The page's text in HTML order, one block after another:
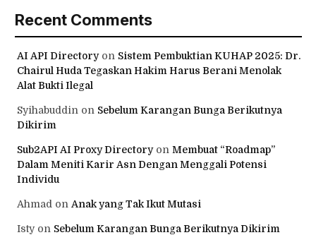
Recent Comments
AI API Directoryon Sistem Pembuktian KUHAP 2025: Dr.
Chairul Huda Tegaskan Hakim Harus Berani Menolak
Alat Bukti Ilegal
Syihabuddin on Sebelum Karangan Bunga Berikutnya
Dikirim
Sub2API AI Proxy Directoryon Membuat “Roadmap”
Dalam Meniti Karir Asn Dengan Menggali Potensi
Individu
Ahmad on Anak yang Tak Ikut Mutasi
Istyon Sebelum Karangan Bunga Berikutnya Dikirim